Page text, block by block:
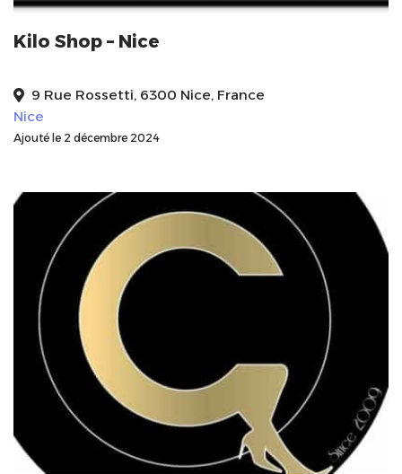
Kilo Shop – Nice
9 Rue Rossetti, 6300 Nice, France
Nice
Ajouté le 2 décembre 2024